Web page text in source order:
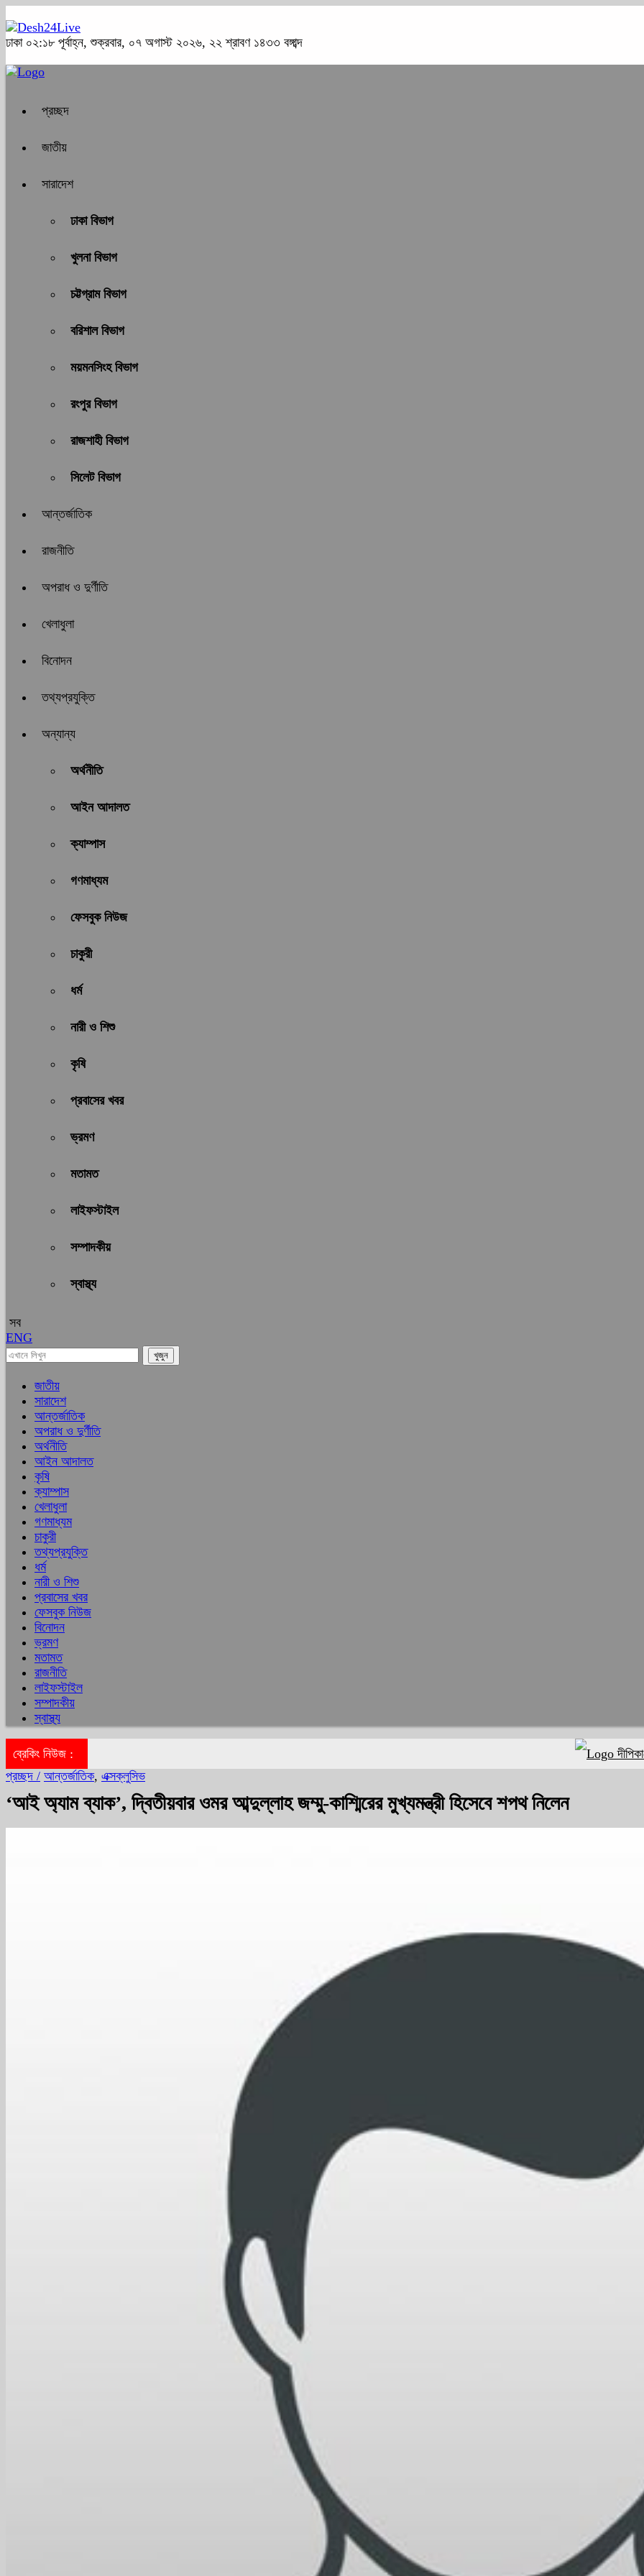
ঢাকা ০২:১৮ পূর্বাহ্ন, শুক্রবার, ০৭ অগাস্ট ২০২৬, ২২ শ্রাবণ ১৪৩৩ বঙ্গাব্দ
প্রচ্ছদ
জাতীয়
সারাদেশ
ঢাকা বিভাগ
খুলনা বিভাগ
চট্টগ্রাম বিভাগ
বরিশাল বিভাগ
ময়মনসিংহ বিভাগ
রংপুর বিভাগ
রাজশাহী বিভাগ
সিলেট বিভাগ
আন্তর্জাতিক
রাজনীতি
অপরাধ ও দুর্ণীতি
খেলাধুলা
বিনোদন
তথ্যপ্রযুক্তি
অন্যান্য
অর্থনীতি
আইন আদালত
ক্যাম্পাস
গণমাধ্যম
ফেসবুক নিউজ
চাকুরী
ধর্ম
নারী ও শিশু
কৃষি
প্রবাসের খবর
ভ্রমণ
মতামত
লাইফস্টাইল
সম্পাদকীয়
স্বাস্থ্য
সব
ENG
জাতীয়
সারাদেশ
আন্তর্জাতিক
অপরাধ ও দুর্ণীতি
অর্থনীতি
আইন আদালত
কৃষি
ক্যাম্পাস
খেলাধুলা
গণমাধ্যম
চাকুরী
তথ্যপ্রযুক্তি
ধর্ম
নারী ও শিশু
প্রবাসের খবর
ফেসবুক নিউজ
বিনোদন
ভ্রমণ
মতামত
রাজনীতি
লাইফস্টাইল
সম্পাদকীয়
স্বাস্থ্য
ব্রেকিং নিউজ : দীপিকা-
প্রচ্ছদ / আন্তর্জাতিক, এক্সক্লুসিভ
‘আই অ্যাম ব্যাক’, দ্বিতীয়বার ওমর আব্দুল্লাহ জম্মু-কাশ্মিরের মুখ্যমন্ত্রী হিসেবে শপথ নিলেন